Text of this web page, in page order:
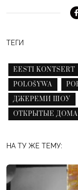
ТЕГИ
EESTI KONTSERT
POLOŠYWA
ДЖЕРЕМИ ШОУ
ОТКРЫТЫЕ ДОМА
НА ТУ ЖЕ ТЕМУ: